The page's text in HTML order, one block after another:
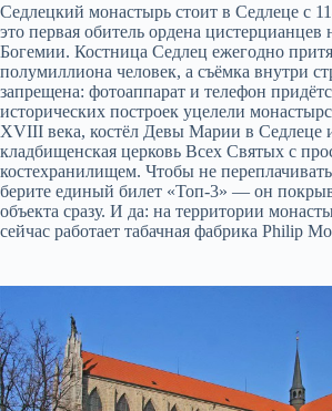
Седлецкий монастырь стоит в Седлеце с
это первая обитель ордена цистерцианцев
Богемии. Костница Седлец ежегодно
полумиллиона человек, а съёмка внутри
запрещена: фотоаппарат и телефон
исторических построек уцелели
XVIII века, костёл Девы Марии в Седлеце
кладбищенская церковь Всех Святых с
костехранилищем. Чтобы не переплачивать
берите единый билет «Топ-3» — он
объекта сразу. И да: на территории
сейчас работает табачная фабрика Philip